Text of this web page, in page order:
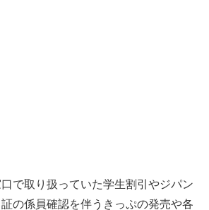
で取り扱っていた学生割引やジパン
の係員確認を伴うきっぷの発売や各